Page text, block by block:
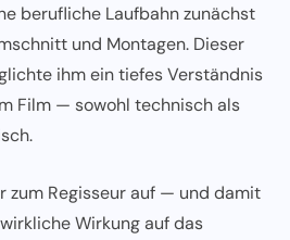
berufliche Laufbahn zunächst
und Montagen. Dieser
ihm ein tiefes Verständnis
Film — sowohl technisch als
zum Regisseur auf — und damit
Wirkung auf das